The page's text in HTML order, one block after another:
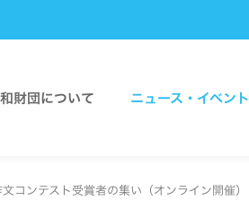
財団について ニュース・イベント
コンテスト受賞者の集い（オンライン開催）